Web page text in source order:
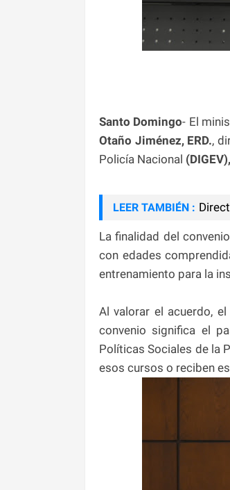
Santo Domingo- El
Otaño Jiménez, ERD.,
Policía Nacional (DIGEV),
LEER TAMBIÉN :
La finalidad del
con edades
entrenamiento para la
Al valorar el acuerdo, el
convenio significa el
Políticas Sociales de la
esos cursos o reciben